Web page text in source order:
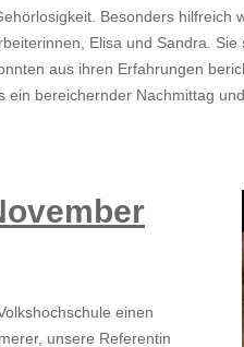
Besonders hilfreich
Elisa und Sandra.
aus ihren Erfahrungen
bereichernder Nachmittag
einen
unsere Referentin